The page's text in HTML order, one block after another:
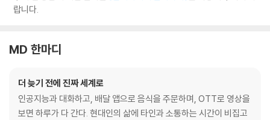
랍니다.
MD 한마디
더 늦기 전에 진짜 세계로
인공지능과 대화하고, 배달 앱으로 음식을 주문하며, OTT로 영상을
보면 하루가 다 간다. 현대인의 삶에 타인과 소통하는 시간이 비집고